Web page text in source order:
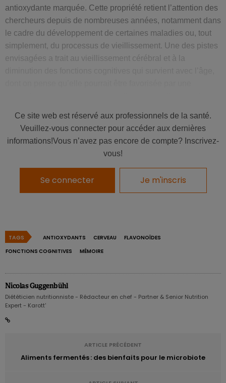
antioxydante marquée. Cette propriété retient l’attention des
chercheurs depuis de nombreuses années, notamment dans
le cadre du développement de certaines maladies ou, tout
simplement, du processus de vieillissement. Une des pistes
envisagées a trait au vieillissement cérébral et à la
Amercian Academy of Neurologyet publiée dans sa revue
Neurology.
Oméga-3 & oméga-6 pour contrer le déclin cognitif
Une demi-portion d’aliments riches en
Cette recherche porte sur 49.493 femmes âgées en
moyenne de 48 ans et 27.842 hommes âgés en moyenne de
51 ans au début du suivi. La consommation de différents
été évaluées au cours d’une période de 20 ans.
Les résultats montrent, après ajustement pour certains
Ce site web est réservé aux professionnels de la santé.
Veuillez-vous connecter pour accéder aux dernières
informations!Vous n’avez pas encore de compte? Inscrivez-
vous!
Se connecter Je m'inscris
TAGS ANTIOXYDANTS CERVEAU
FLAVONOÏDES
FONCTIONS COGNITIVES
MÉMOIRE
Nicolas Guggenbühl
Diététicien nutritionniste - Rédacteur en chef - Partner & Senior Nutrition
Expert - Karott'
ARTICLE PRÉCÉDENT
Aliments fermentés : des bienfaits pour le microbiote